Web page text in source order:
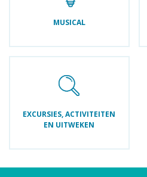
MUSICAL
EXCURSIES, ACTIVITEITEN
EN UITWEKEN